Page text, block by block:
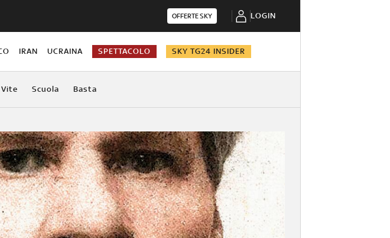
OFFERTE SKY LOGIN
IRAN UCRAINA SPETTACOLO SKY TG24 INSIDER
Vite Scuola Basta